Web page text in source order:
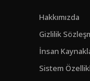
Hakkımızda
Gizlilik
İnsan
Sistem